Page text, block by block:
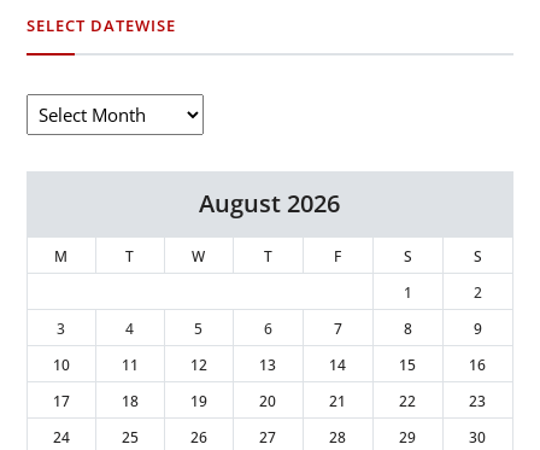
SELECT DATEWISE
August 2026
M T W T F S
S
1
2
3
4 5 6 7 8
9
10
11 12 13 14 15
16
17
18 19 20 21 22
23
24
25 26 27 28 29
30